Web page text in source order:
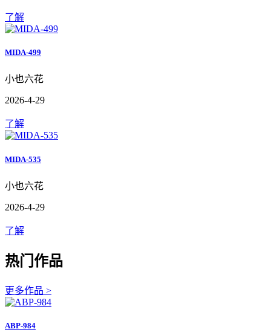
了解
MIDA-499
小也六花
2026-4-29
了解
MIDA-535
小也六花
2026-4-29
了解
热门作品
更多作品 >
ABP-984